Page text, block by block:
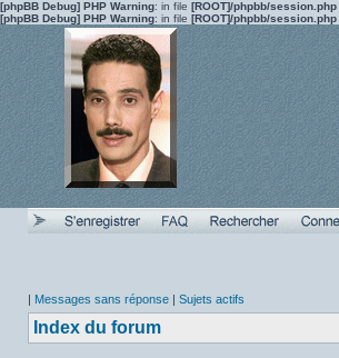
[phpBB Debug] PHP Warning: in file [ROOT]/phpbb/session.php
[phpBB Debug] PHP Warning: in file [ROOT]/phpbb/session.php
| Messages sans réponse | Sujets actifs
Index du forum